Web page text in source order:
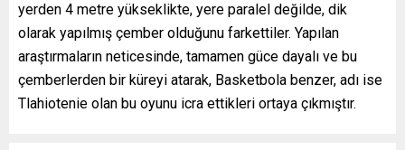
yerden 4 metre yükseklikte, yere paralel değilde, dik
olarak yapılmış çember olduğunu farkettiler. Yapılan
araştırmaların neticesinde, tamamen güce dayalı ve bu
çemberlerden bir küreyi atarak, Basketbola benzer, adı ise
Tlahiotenie olan bu oyunu icra ettikleri ortaya çıkmıştır.